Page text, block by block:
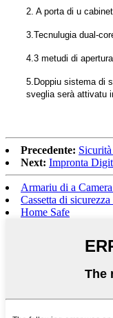
2. A porta di u
3.Tecnulugia dual-
4.3 metudi di
5.Doppiu sistema di
sveglia serà attivatu
Precedente:
Next: Impronta
Armariu di a
Cassetta di
Home Safe